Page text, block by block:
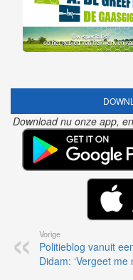
Download nu onze app,
Vorige
Politieblog vanuit
Didam: ‘Vergeet me